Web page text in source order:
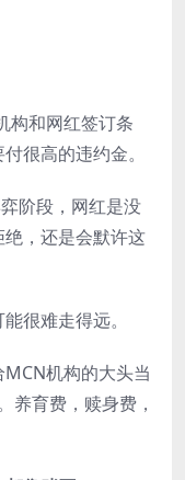
构和网红签订条
很高的违约金。
阶段，网红是没
，还是会默许这
很难走得远。
机构的大头当
养育费，赎身费，